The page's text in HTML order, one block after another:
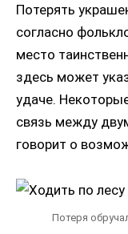
Потерять
согласно
место
здесь может
удаче.
связь между
говорит о
Потеря